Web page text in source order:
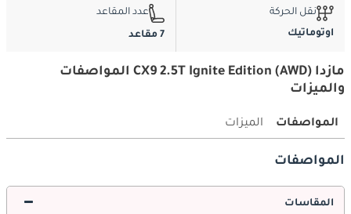
نقل الحركة
اوتوماتيك
عدد المقاعد
7 مقاعد
مازدا CX9 2.5T Ignite Edition (AWD) المواصفات
والميزات
المواصفات الميزات
المواصفات
المقاسات